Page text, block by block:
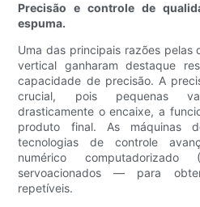
Precisão e controle de
espuma.
Uma das principais razões pelas
vertical ganharam destaque
capacidade de precisão. A
crucial, pois pequenas
drasticamente o encaixe, a
produto final. As máquinas
tecnologias de controle
numérico computadorizado
servoacionados — para
repetíveis.